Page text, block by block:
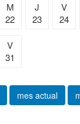
M
22
J
23
V
24
V
31
mes actual